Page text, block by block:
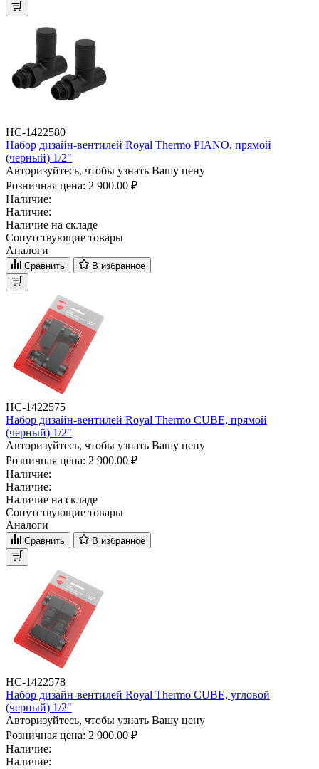
НС-1422580
Набор дизайн-вентилей Royal Thermo PIANO, прямой
(черный) 1/2"
Авторизуйтесь, чтобы узнать Вашу цену
Розничная цена: 2 900.00 ₽
Наличие:
Наличие:
Наличие на складе
Сопутствующие товары
Аналоги
Сравнить В избранное
НС-1422575
Набор дизайн-вентилей Royal Thermo CUBE, прямой
(черный) 1/2"
Авторизуйтесь, чтобы узнать Вашу цену
Розничная цена: 2 900.00 ₽
Наличие:
Наличие:
Наличие на складе
Сопутствующие товары
Аналоги
Сравнить В избранное
НС-1422578
Набор дизайн-вентилей Royal Thermo CUBE, угловой
(черный) 1/2"
Авторизуйтесь, чтобы узнать Вашу цену
Розничная цена: 2 900.00 ₽
Наличие:
Наличие: